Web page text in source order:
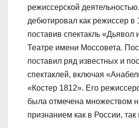
режиссерской
дебютировал как режиссер в
поставив спектакль «Дьявол
Театре имени Моссовета.
поставил ряд известных и
спектаклей, включая
«Костер 1812». Его
была отмечена множеством
признанием как в России,